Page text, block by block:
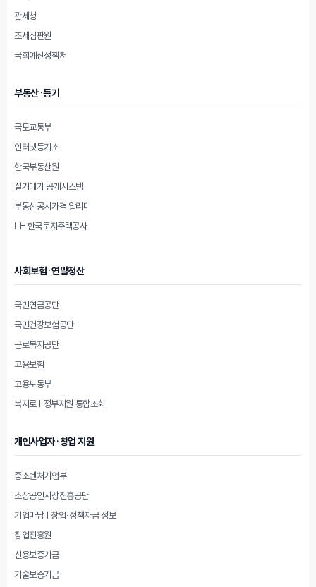
관세청
조세심판원
국회예산정책처
부동산·등기
국토교통부
인터넷등기소
한국부동산원
실거래가 공개시스템
부동산공시가격 알리미
LH 한국토지주택공사
사회보험·연말정산
국민연금공단
국민건강보험공단
근로복지공단
고용보험
고용노동부
복지로 | 정부지원 통합조회
개인사업자·창업 지원
중소벤처기업부
소상공인시장진흥공단
기업마당 | 창업·정책자금 정보
창업진흥원
신용보증기금
기술보증기금